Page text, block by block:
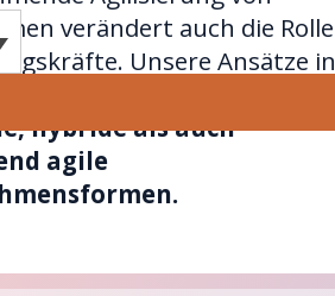
verändert auch die Rolle
Unsere Ansätze in
hybride als auch
agile